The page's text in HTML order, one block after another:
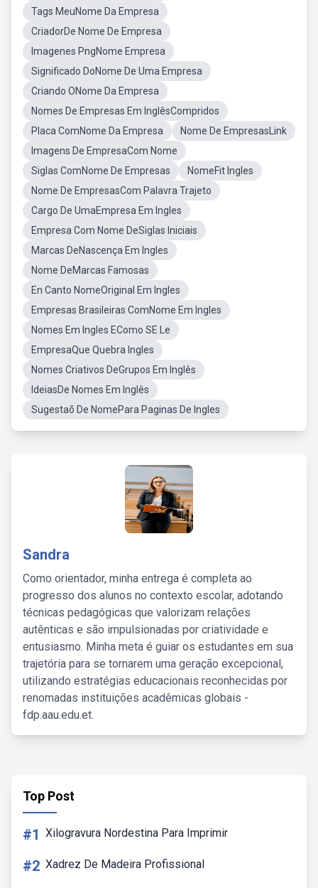
Tags MeuNome Da Empresa
CriadorDe Nome De Empresa
Imagenes PngNome Empresa
Significado DoNome De Uma Empresa
Criando ONome Da Empresa
Nomes De Empresas Em InglêsCompridos
Placa ComNome Da Empresa
Nome De EmpresasLink
Imagens De EmpresaCom Nome
Siglas ComNome De Empresas
NomeFit Ingles
Nome De EmpresasCom Palavra Trajeto
Cargo De UmaEmpresa Em Ingles
Empresa Com Nome DeSiglas Iniciais
Marcas DeNascença Em Ingles
Nome DeMarcas Famosas
En Canto NomeOriginal Em Ingles
Empresas Brasileiras ComNome Em Ingles
Nomes Em Ingles EComo SE Le
EmpresaQue Quebra Ingles
Nomes Criativos DeGrupos Em Inglês
IdeiasDe Nomes Em Inglês
Sugestaõ De NomePara Paginas De Ingles
Sandra
Como orientador, minha entrega é completa ao
progresso dos alunos no contexto escolar, adotando
técnicas pedagógicas que valorizam relações
autênticas e são impulsionadas por criatividade e
entusiasmo. Minha meta é guiar os estudantes em sua
trajetória para se tornarem uma geração excepcional,
utilizando estratégias educacionais reconhecidas por
renomadas instituições acadêmicas globais -
fdp.aau.edu.et.
Top Post
#1 Xilogravura Nordestina Para Imprimir
#2 Xadrez De Madeira Profissional